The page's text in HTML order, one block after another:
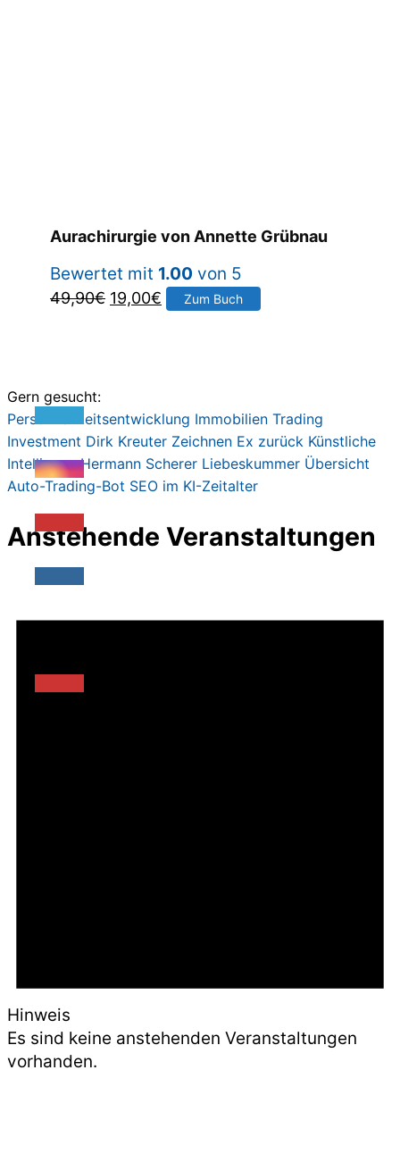
Aurachirurgie von Annette Grübnau
Bewertet mit 1.00 von 5
49,90€ Ursprünglicher
19,00€ Aktueller
Zum Buch
Gern gesucht:
Persönlichkeitsentwicklung Immobilien Trading
Investment Dirk Kreuter Zeichnen Ex zurück Künstliche
Intelligenz Hermann Scherer Liebeskummer Übersicht
Auto-Trading-Bot SEO im KI-Zeitalter
Anstehende Veranstaltungen
Hinweis
Es sind keine anstehenden Veranstaltungen
vorhanden.